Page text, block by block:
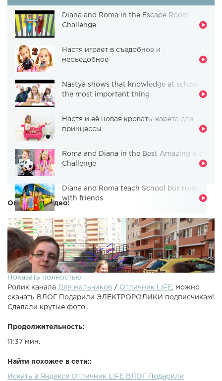
Diana and Roma in the Escape Room
Challenge
Настя играет в съедобное и
несъедобное
Nastya shows that knowledge at school is
the most important thing
Настя и её новая кровать-карета для
принцессы
Roma and Diana in the Best Amazing Kids
Challenge
Diana and Roma teach School bus rules
with friends
Описание видео:
10%Instagram: @lev_hovanskiyVK: VK pub: ВЛОГ
крутые фото.. Мне и Алисе сделали татушки переводки
Показать полностью
Ролик канала Для мальчиков / Отличник LIFE , можно
скачать ВЛОГ Подарили ЭЛЕКТРОРОЛИКИ подписчикам!
Сделали крутые фото..
Продолжительность:
11:37 мин.
Найти похожее в сети::
Искать в Яндексе Отличник LIFE ВЛОГ Подарили